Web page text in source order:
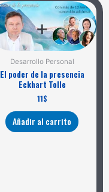
Desarrollo Personal
El poder de la presencia
Eckhart Tolle
11$
Añadir al carrito